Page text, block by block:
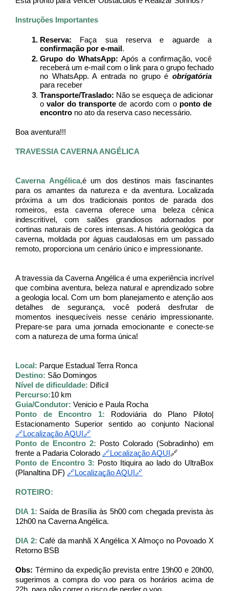
Instruções Importantes
Reserva:
confirmação por e-mail .
Grupo do WhatsApp: Após a confirmação, você
receberá um e-mail com o link para o grupo fechado
no WhatsApp. A entrada no grupo é obrigatória
para receber
Transporte/Traslado: Não se esqueça de adicionar
o valor do transporte de acordo com o ponto de
encontro no ato da reserva caso necessário.
Boa aventura!!!
TRAVESSIA CAVERNA ANGÉLICA
Caverna Angélica,é um dos destinos mais fascinantes
para os amantes da natureza e da aventura. Localizada
próxima a um dos tradicionais pontos de parada dos
romeiros, esta caverna oferece uma beleza cênica
indescritível, com salões grandiosos adornados por
cortinas naturais de cores intensas. A história geológica da
caverna, moldada por águas caudalosas em um passado
remoto, proporciona um cenário único e impressionante.
A travessia da Caverna Angélica é uma experiência incrível
que combina aventura, beleza natural e aprendizado sobre
a geologia local. Com um bom planejamento e atenção aos
detalhes de segurança, você poderá desfrutar de
momentos inesquecíveis nesse cenário impressionante.
Prepare-se para uma jornada emocionante e conecte-se
com a natureza de uma forma única!
Local: Parque Estadual Terra Ronca
Destino: São Domingos
Nível de dificuldade: Difícil
Percurso:10 km
Guia/Condutor: Venicio e Paula Rocha
Ponto de Encontro 1:
Rodoviária do Plano Piloto|
🔗Localização AQUI🔗
Ponto de Encontro 2:
Posto Colorado (Sobradinho) em
frente a Padaria Colorado 🔗Localização AQUI 🔗
Ponto de Encontro 3: Posto Itiquira ao lado do UltraBox
(Planaltina DF) 🔗Localização AQUI🔗
ROTEIRO:
DIA 1: Saída de Brasília às 5h00 com chegada prevista às
12h00 na Caverna Angélica.
DIA 2: Café da manhã X Angélica X Almoço no Povoado X
Retorno BSB
Obs: Término da expedição prevista entre 19h00 e 20h00,
sugerimos a compra do voo para os horários acima de
22h, para não correr o risco de perder o voo.